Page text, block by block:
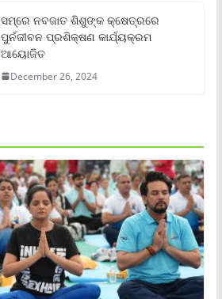
ସମ୍‌ରେ ନବଜାତ ଶିଶୁଙ୍କ କ୍ଷେତ୍ରରେ
ପୁର୍ନଜୀବନ ପ୍ରଶିକ୍ଷଣ କାର୍ଯ୍ୟକ୍ରମ
ଆୟୋଜିତ
December 26, 2024